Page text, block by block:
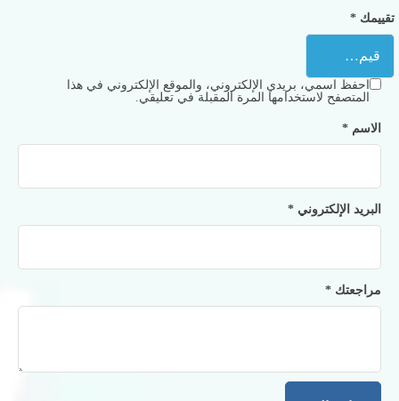
تقييمك *
مراجعتك *
الاسم *
البريد الإلكتروني *
احفظ اسمي، بريدي الإلكتروني، والموقع الإلكتروني في هذا
المتصفح لاستخدامها المرة المقبلة في تعليقي.